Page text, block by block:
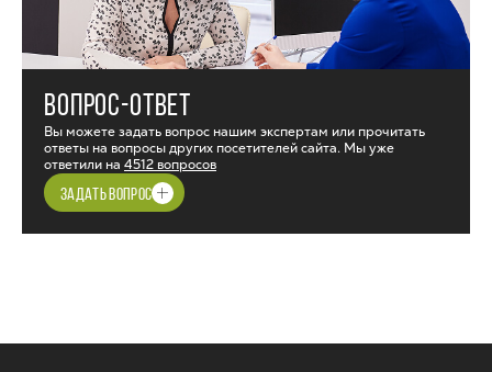
ВОПРОС-ОТВЕТ
Вы можете задать вопрос нашим экспертам или прочитать
ответы на вопросы других посетителей сайта. Мы уже
ответили на 4512 вопросов
ЗАДАТЬ ВОПРОС